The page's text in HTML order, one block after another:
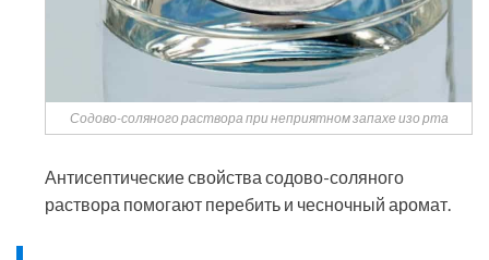
Содово-соляного раствора при неприятном запахе изо рта
Антисептические свойства содово-соляного
раствора помогают перебить и чесночный аромат.